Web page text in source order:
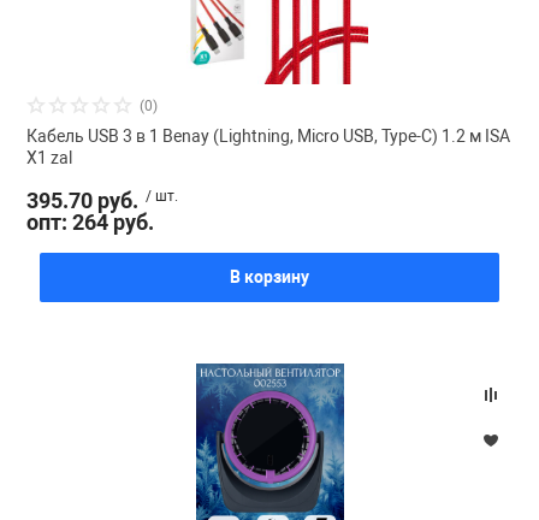
(0)
Кабель USB 3 в 1 Benay (Lightning, Micro USB, Type-C) 1.2 м ISA
X1 zal
395.70 руб. / шт.
опт: 264 руб.
В корзину